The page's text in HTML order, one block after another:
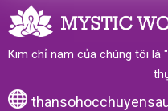
Kim chỉ nam của chúng tôi là